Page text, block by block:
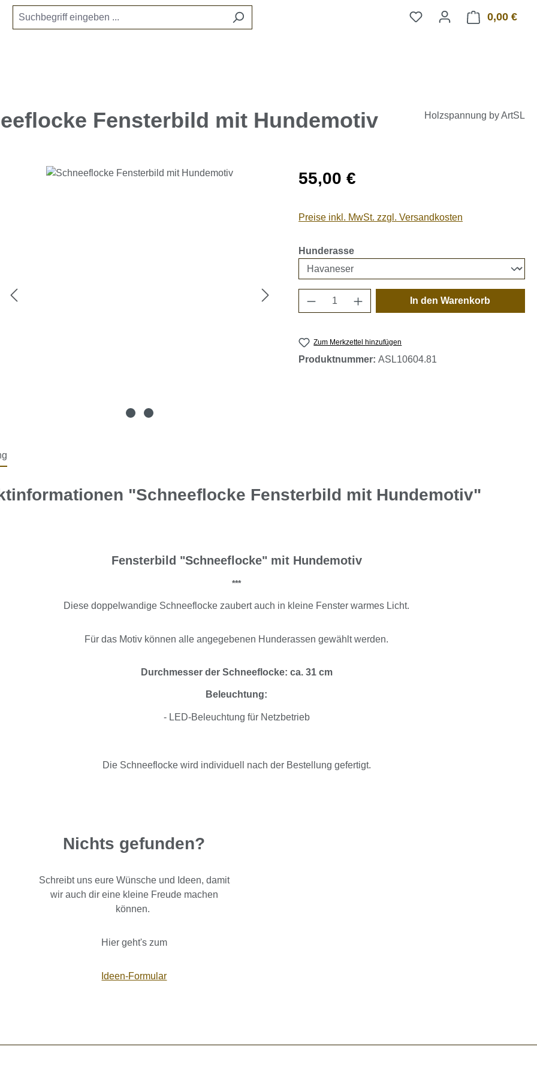
0,00 €
Fensterbild mit Hundemotiv Holzspannung by ArtSL
überspringen Regulärer Preis:
55,00 €
Preise inkl. MwSt. zzgl. Versandkosten
Hunderasseauswählen
Produkt Anzahl: Gib den
In den Warenkorb
Zum Merkzettel hinzufügen
Produktnummer:ASL10604.81
"Schneeflocke Fensterbild mit Hundemotiv"
Fensterbild "Schneeflocke" mit Hundemotiv
***
Diese doppelwandige Schneeflocke zaubert auch in kleine Fenster warmes Licht.
Für das Motiv können alle angegebenen Hunderassen gewählt werden.
Durchmesser der Schneeflocke: ca. 31 cm
Beleuchtung:
- LED-Beleuchtung für Netzbetrieb
Die Schneeflocke wird individuell nach der Bestellung gefertigt.
Nichts gefunden?
Schreibt uns eure Wünsche und Ideen, damit
wir auch dir eine kleine Freude machen
können.
Hier geht's zum
Ideen-Formular